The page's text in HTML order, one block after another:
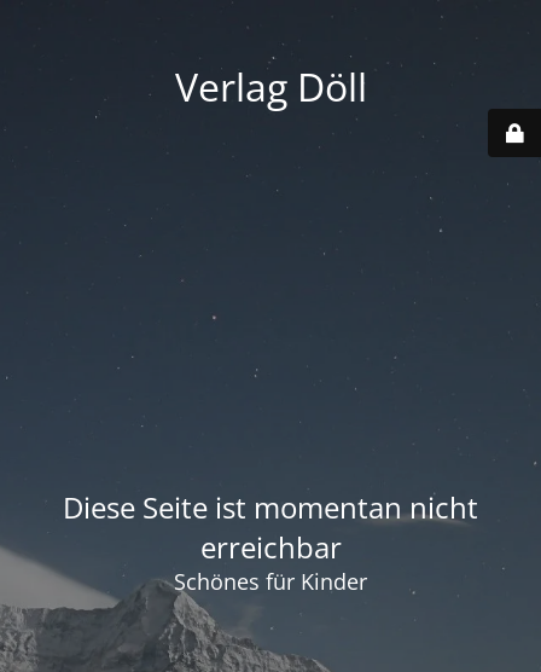
Verlag Döll
Diese Seite ist momentan nicht
erreichbar
Schönes für Kinder